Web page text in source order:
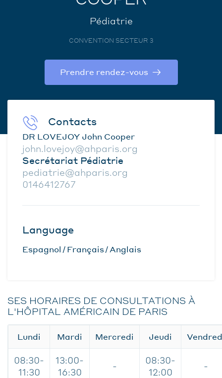
Pédiatrie
CONVENTION SECTEUR 3
Prendre rendez-vous
Contacts
DR LOVEJOY John Cooper
john.lovejoy@ahparis.org
Secrétariat Pédiatrie
pediatrie@ahparis.org
0146412767
Language
Espagnol Français Anglais
SES HORAIRES DE CONSULTATIONS À
L'HÔPITAL AMÉRICAIN DE PARIS
Lundi Mardi Mercredi Jeudi
08:30-
11:30
13:00-
16:30
-
08:30-
12:00
-